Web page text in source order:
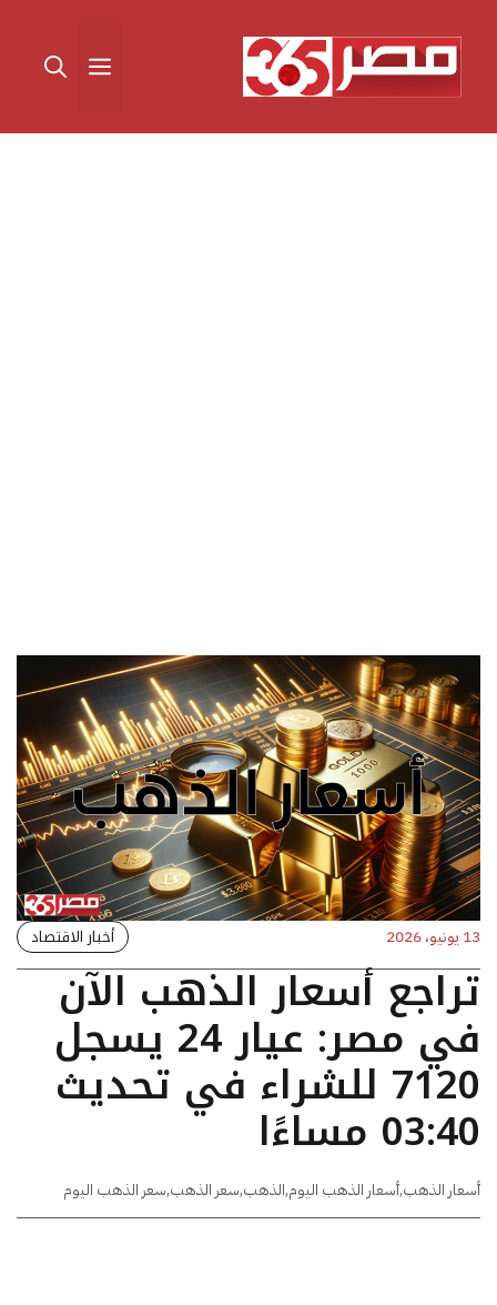
المحتوى القائمة
13 يونيو، 2026 أخبار الاقتصاد
تراجع أسعار الذهب الآن
في مصر: عيار 24 يسجل
7120 للشراء في تحديث
03:40 مساءًا
أسعار الذهب,أسعار الذهب اليوم,الذهب,سعر الذهب,سعر الذهب اليوم